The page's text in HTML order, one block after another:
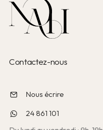
Contactez-nous
Nous écrire
24 861 101